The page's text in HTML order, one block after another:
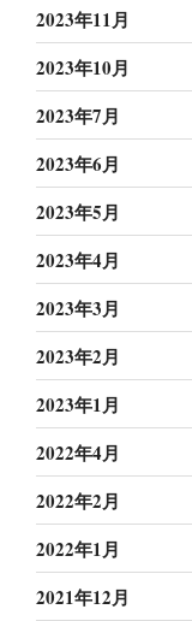
2023年11月
2023年10月
2023年7月
2023年6月
2023年5月
2023年4月
2023年3月
2023年2月
2023年1月
2022年4月
2022年2月
2022年1月
2021年12月